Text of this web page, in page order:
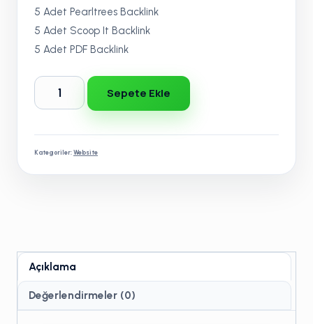
5 Adet Pearltrees Backlink
5 Adet Scoop It Backlink
5 Adet PDF Backlink
Rigel
SEO
Sepete Ekle
Kategoriler:Website
Açıklama
Değerlendirmeler (0)